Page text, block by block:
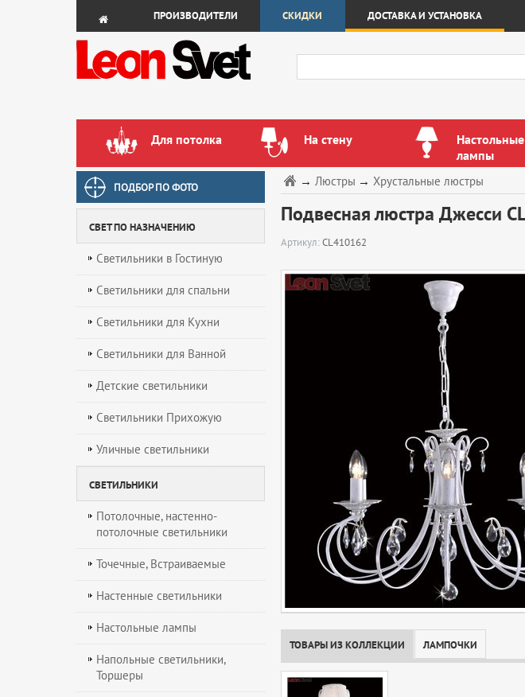
ПРОИЗВОДИТЕЛИ СКИДКИ ДОСТАВКА И УСТАНОВКА
Для потолка На стену
Настольные
лампы
ПОДБОР ПО ФОТО
СВЕТ ПО НАЗНАЧЕНИЮ
Светильники в Гостиную
Светильники для спальни
Светильники для Кухни
Светильники для Ванной
Детские светильники
Светильники Прихожую
Уличные светильники
СВЕТИЛЬНИКИ
Потолочные, настенно-
потолочные светильники
Точечные, Встраиваемые
Настенные светильники
Настольные лампы
Напольные светильники,
Торшеры
→Хрустальные люстры
→Люстры
Подвесная люстра Джесси
Артикул:CL410162
ТОВАРЫ ИЗ КОЛЛЕКЦИИ ЛАМПОЧКИ